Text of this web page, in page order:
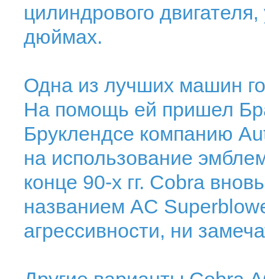
цилиндрового
дюймах.
Одна из лучших машин
На помощь ей пришел
Бруклендсе компанию
на использование
конце 90-х гг. Cobra
названием AC
агрессивности, ни